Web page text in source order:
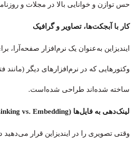
حس توازن و خوانایی بالا در مجلات و
کار با آبجکت‌ها، تصاویر و گرافیک
ایندیزاین به‌عنوان یک نرم‌افزار صفحه‌آرا،
وکتورهایی که در نرم‌افزارهای دیگر (مانند
ساخته شده‌اند طراحی شده‌است.
لینک‌دهی به فایل‌ها (Linking vs. Embedding)
وقتی تصویری را در ایندیزاین قرار می‌دهید